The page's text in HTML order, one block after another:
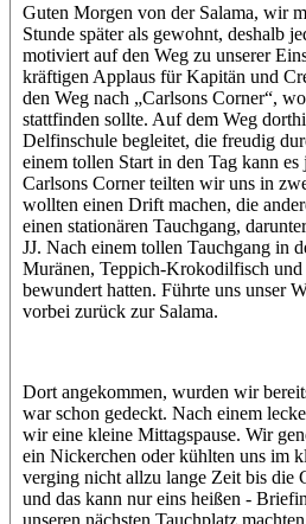
Guten Morgen von der Salama, wir
Stunde später als gewohnt, deshalb
motiviert auf den Weg zu unserer
kräftigen Applaus für Kapitän und
den Weg nach „Carlsons Corner“,
stattfinden sollte. Auf dem Weg
Delfinschule begleitet, die freudig
einem tollen Start in den Tag kann
Carlsons Corner teilten wir uns in
wollten einen Drift machen, die
einen stationären Tauchgang,
JJ. Nach einem tollen Tauchgang in
Muränen, Teppich-Krokodilfisch
bewundert hatten. Führte uns unser
vorbei zurück zur Salama.
Dort angekommen, wurden wir
war schon gedeckt. Nach einem
wir eine kleine Mittagspause. Wir
ein Nickerchen oder kühlten uns im
verging nicht allzu lange Zeit bis die
und das kann nur eins heißen -
unseren nächsten Tauchplatz